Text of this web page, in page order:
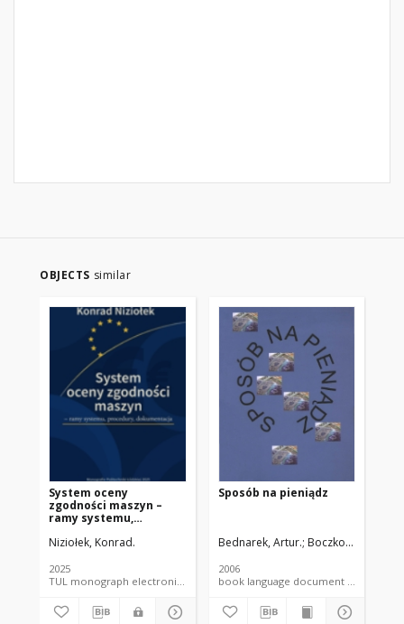
OBJECTS similar
System oceny
zgodności maszyn –
ramy systemu,
dokumentacja
Niziołek, Konrad.
2025
TUL monograph electronic resource
Sposób na pieniądz
Bednarek, Artur. Boczkowska,
2006
book language document